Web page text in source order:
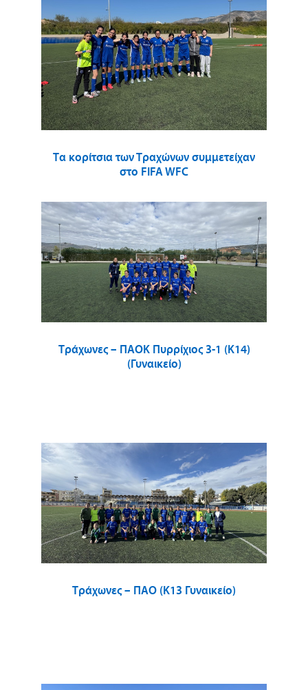
Τα κορίτσια των Τραχώνων συμμετείχαν
στο FIFA WFC
Τράχωνες – ΠΑΟΚ Πυρρίχιος 3-1 (Κ14)
(Γυναικείο)
Τράχωνες – ΠΑΟ (Κ13 Γυναικείο)